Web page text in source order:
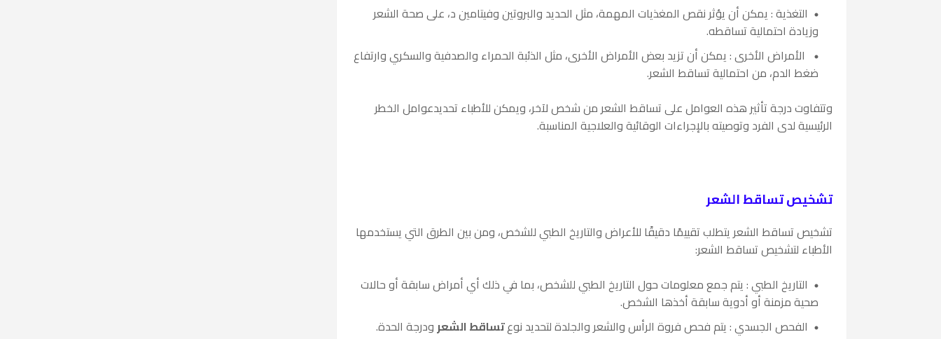
التغذية : يمكن أن يؤثر نقص المغذيات المهمة، مثل الحديد والبروتين وفيتامين د، على صحة الشعر
وزيادة احتمالية تساقطه.
الأمراض الأخرى : يمكن أن تزيد بعض الأمراض الأخرى، مثل الذئبة الحمراء والصدفية والسكري وارتفاع
ضغط الدم، من احتمالية تساقط الشعر.
وتتفاوت درجة تأثير هذه العوامل على تساقط الشعر من شخص لآخر، ويمكن للأطباء تحديدعوامل الخطر
الرئيسية لدى الفرد وتوصيته بالإجراءات الوقائية والعلاجية المناسبة.
تشخيص تساقط الشعر
تشخيص تساقط الشعر يتطلب تقييمًا دقيقًا للأعراض والتاريخ الطبي للشخص، ومن بين الطرق التي يستخدمها
الأطباء لتشخيص تساقط الشعر:
التاريخ الطبي : يتم جمع معلومات حول التاريخ الطبي للشخص، بما في ذلك أي أمراض سابقة أو حالات
صحية مزمنة أو أدوية سابقة أخذها الشخص.
الفحص الجسدي : يتم فحص فروة الرأس والشعر والجلدة لتحديد نوعتساقط الشعر ودرجة الحدة.